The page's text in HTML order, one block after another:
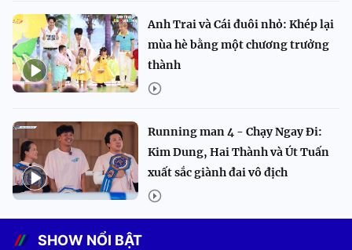
Anh Trai và Cái đuôi nhỏ: Khép lại
mùa hè bằng một chương trưởng
thành
Running man 4 - Chạy Ngay Đi:
Kim Dung, Hai Thành và Út Tuấn
xuất sắc giành đai vô địch
SHOW NỔI BẬT